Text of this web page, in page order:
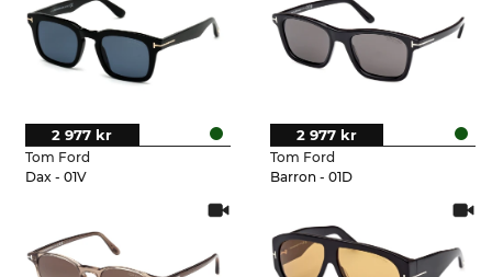
Tom Ford
Dax - 01V
2 977 kr
Tom Ford
Barron - 01D
2 977 kr